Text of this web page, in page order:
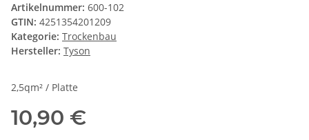
Artikelnummer: 600-102
GTIN: 4251354201209
Kategorie: Trockenbau
Hersteller: Tyson
2,5qm² / Platte
10,90 €